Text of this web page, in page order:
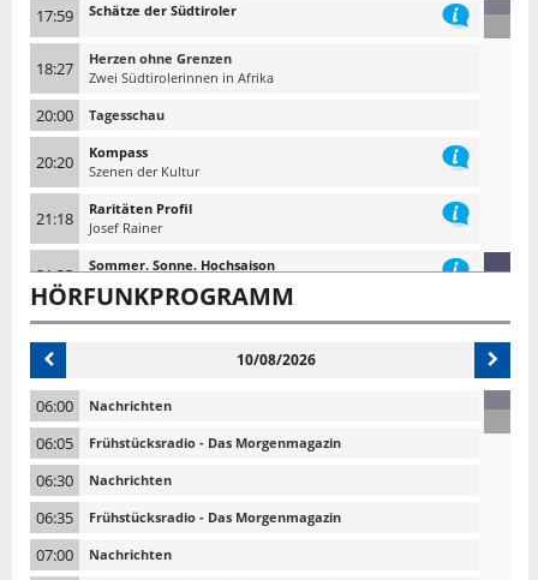
17:59 Schätze der Südtiroler
18:27
Herzen ohne Grenzen
Zwei Südtirolerinnen in Afrika
20:00 Tagesschau
20:20
Kompass
Szenen der Kultur
21:18
Raritäten Profil
Josef Rainer
21:33
Sommer. Sonne. Hochsaison
Ansturm auf Südtirol
22:10 Tagesschau 10 nach 10
HÖRFUNKPROGRAMM
10/08/2026
06:00 Nachrichten
06:05 Frühstücksradio - Das Morgenmagazin
06:30 Nachrichten
06:35 Frühstücksradio - Das Morgenmagazin
07:00 Nachrichten